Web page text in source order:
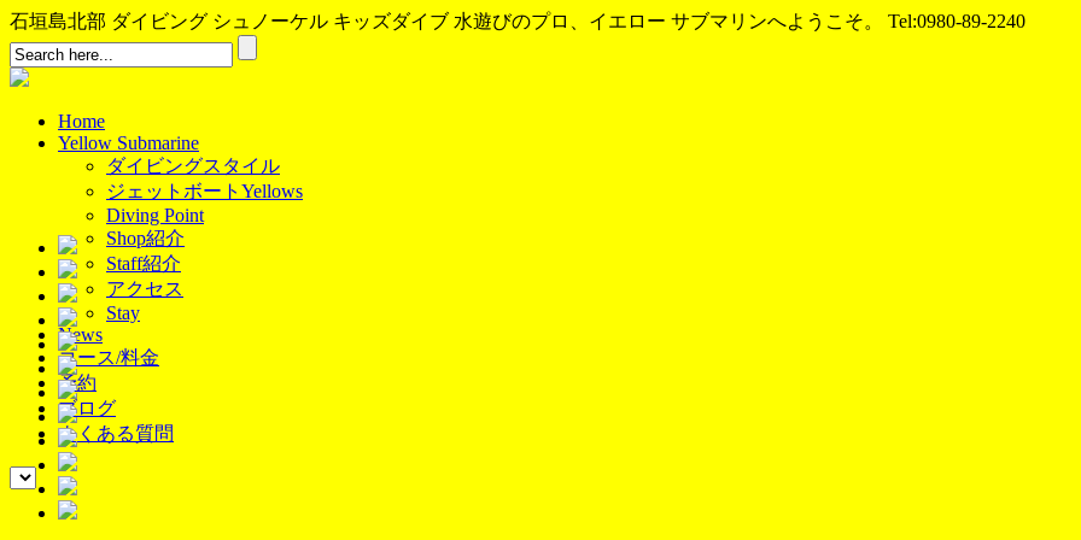
石垣島北部 ダイビング シュノーケル キッズダイブ 水遊びのプロ、イエロー サブマリンへようこそ。 Tel:0980-89-2240
Home
Yellow Submarine
ダイビングスタイル
ジェットボートYellows
Diving Point
Shop紹介
Staff紹介
アクセス
Stay
News
コース/料金
予約
ブログ
よくある質問